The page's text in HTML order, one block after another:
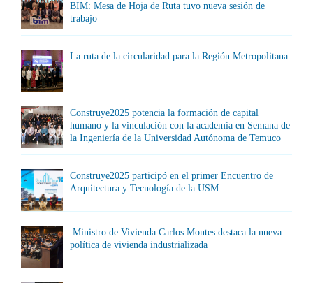
BIM: Mesa de Hoja de Ruta tuvo nueva sesión de
trabajo
La ruta de la circularidad para la Región Metropolitana
Construye2025 potencia la formación de capital
humano y la vinculación con la academia en Semana de
la Ingeniería de la Universidad Autónoma de Temuco
Construye2025 participó en el primer Encuentro de
Arquitectura y Tecnología de la USM
Ministro de Vivienda Carlos Montes destaca la nueva
política de vivienda industrializada